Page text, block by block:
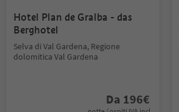
Hotel Plan de Gralba - das
Berghotel
Selva di Val Gardena, Regione
dolomitica Val Gardena
Da 196€